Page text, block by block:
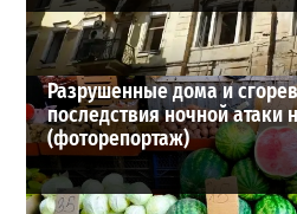
Разрушенные дома и
последствия ночной атаки
(фоторепортаж)